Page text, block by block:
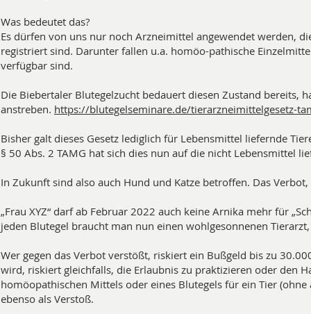
Was bedeutet das?
Es dürfen von uns nur noch Arzneimittel angewendet werden,
registriert sind. Darunter fallen u.a. homöo-pathische
verfügbar sind.
Die Biebertaler Blutegelzucht bedauert diesen Zustand bereits,
anstreben. https://blutegelseminare.de/tierarzneimittelgesetz-
Bisher galt dieses Gesetz lediglich für Lebensmittel liefernde
§ 50 Abs. 2 TAMG hat sich dies nun auf die nicht Lebensmittel
In Zukunft sind also auch Hund und Katze betroffen. Das
„Frau XYZ“ darf ab Februar 2022 auch keine Arnika mehr für
jeden Blutegel braucht man nun einen wohlgesonnenen
Wer gegen das Verbot verstößt, riskiert ein Bußgeld bis zu
wird, riskiert gleichfalls, die Erlaubnis zu praktizieren oder den
homöopathischen Mittels oder eines Blutegels für ein Tier
ebenso als Verstoß.